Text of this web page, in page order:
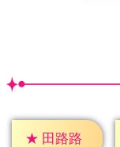
★ 田路路